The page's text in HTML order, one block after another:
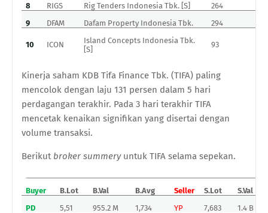
8 RIGS Rig Tenders Indonesia Tbk. [S] 264
9
DFAM Dafam Property Indonesia Tbk. 294
10 ICON
Island Concepts Indonesia Tbk.
[S]
93
Kinerja saham KDB Tifa Finance Tbk. (TIFA) paling
mencolok dengan laju 131 persen dalam 5 hari
perdagangan terakhir. Pada 3 hari terakhir TIFA
mencetak kenaikan signifikan yang disertai dengan
volume transaksi.
Berikut broker summeryuntuk TIFA selama sepekan.
Buyer B.Lot B.Val B.Avg Seller S.Lot
S.Val
PD
5,51 955.2 M 1,734 YP 7,683 1.4 B